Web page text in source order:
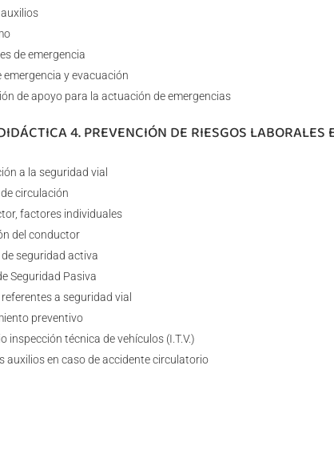
de emergencia
emergencia y evacuación
de apoyo para la actuación de emergencias
4. PREVENCIÓN DE RIESGOS LABORALES
a la seguridad vial
circulación
factores individuales
del conductor
seguridad activa
Seguridad Pasiva
a seguridad vial
preventivo
inspección técnica de vehículos (I.T.V.)
auxilios en caso de accidente circulatorio